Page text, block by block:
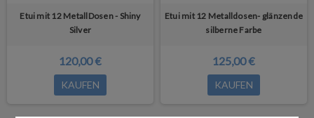
Etui mit 12 MetallDosen - Shiny
Silver
120,00 €
KAUFEN
Etui mit 12 Metalldosen- glänzende
silberne Farbe
125,00 €
KAUFEN